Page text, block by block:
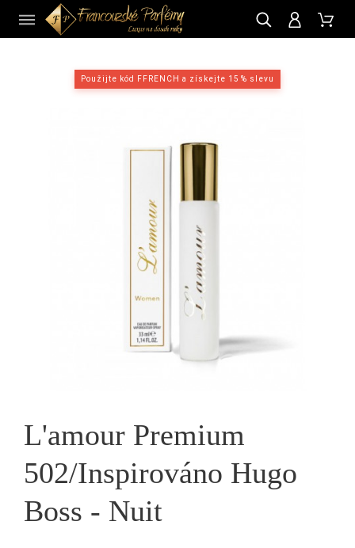
Použijte kód FFRENCH a získejte 15 % slevu
L'amour Premium
502/Inspirováno Hugo
Boss - Nuit
CZ